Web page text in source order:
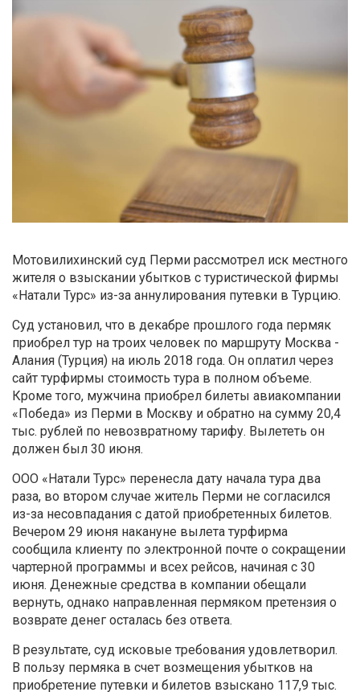
Мотовилихинский суд Перми рассмотрел иск местного
жителя о взыскании убытков с туристической фирмы
«Натали Турс» из-за аннулирования путевки в Турцию.
Суд установил, что в декабре прошлого года пермяк
приобрел тур на троих человек по маршруту Москва -
Алания (Турция) на июль 2018 года. Он оплатил через
сайт турфирмы стоимость тура в полном объеме.
Кроме того, мужчина приобрел билеты авиакомпании
«Победа» из Перми в Москву и обратно на сумму 20,4
тыс. рублей по невозвратному тарифу. Вылететь он
должен был 30 июня.
ООО «Натали Турс» перенесла дату начала тура два
раза, во втором случае житель Перми не согласился
из-за несовпадания с датой приобретенных билетов.
Вечером 29 июня накануне вылета турфирма
сообщила клиенту по электронной почте о сокращении
чартерной программы и всех рейсов, начиная с 30
июня. Денежные средства в компании обещали
вернуть, однако направленная пермяком претензия о
возврате денег осталась без ответа.
В результате, суд исковые требования удовлетворил.
В пользу пермяка в счет возмещения убытков на
приобретение путевки и билетов взыскано 117,9 тыс.